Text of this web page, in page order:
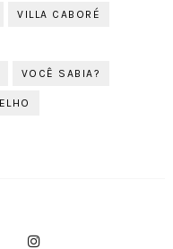
VILLA CABORÉ
VOCÊ SABIA?